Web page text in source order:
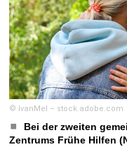
© IvanMel – stock.adobe.com
Bei der zweiten
Zentrums Frühe Hilfen